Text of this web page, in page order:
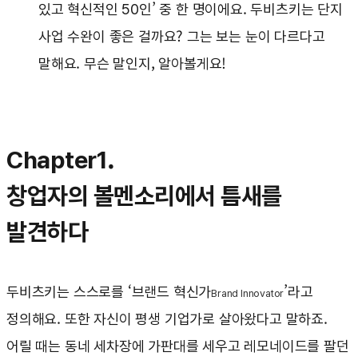
있고 혁신적인 50인’ 중 한 명이에요. 두비츠키는 단지
사업 수완이 좋은 걸까요? 그는 보는 눈이 다르다고
말해요. 무슨 말인지, 알아볼게요!
Chapter1.
창업자의 볼멘소리에서 틈새를
발견하다
두비츠키는 스스로를 ‘브랜드 혁신가Brand Innovator’라고
정의해요. 또한 자신이 평생 기업가로 살아왔다고 말하죠.
어릴 때는 동네 세차장에 가판대를 세우고 레모네이드를 팔던